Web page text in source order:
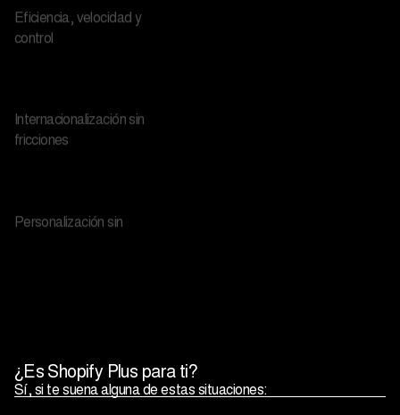
control
fricciones
límites
¿Es Shopify Plus para ti?
Sí, si te suena alguna de estas situaciones: